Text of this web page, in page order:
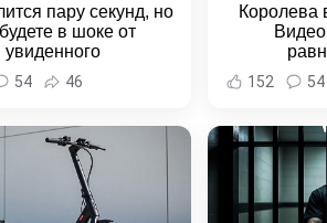
пару секунд, но
в шоке от
увиденного
54 46
Королева
152 54